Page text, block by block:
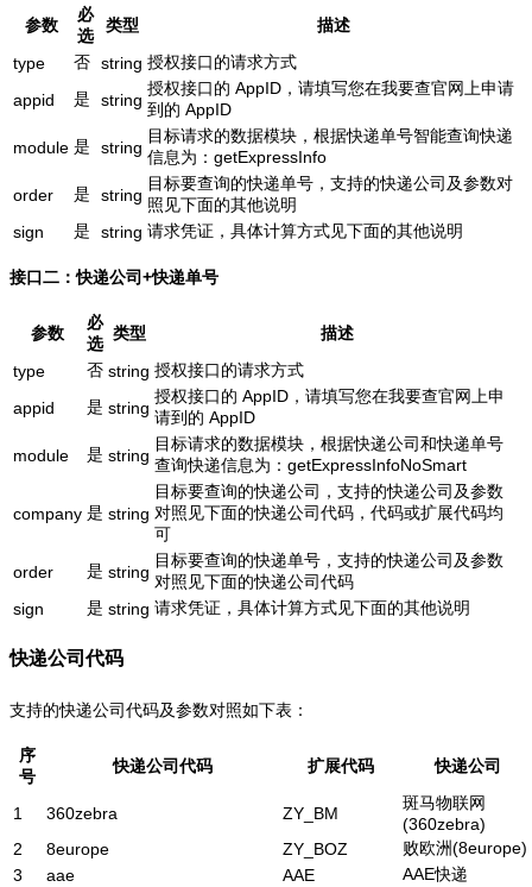
参数
必
选
类型
描述
type
否 string 授权接口的请求方式
appid
是 string
授权接口的 AppID，请填写您在我要查官网上申请
到的 AppID
module 是 string
目标请求的数据模块，根据快递单号智能查询快递
信息为：getExpressInfo
order
是 string
目标要查询的快递单号，支持的快递公司及参数对
照见下面的其他说明
sign
是 string 请求凭证，具体计算方式见下面的其他说明
接口二：快递公司+快递单号
参数
必
选
类型
描述
type
否 string 授权接口的请求方式
appid
是 string
授权接口的 AppID，请填写您在我要查官网上申
请到的 AppID
module
是 string
目标请求的数据模块，根据快递公司和快递单号
查询快递信息为：getExpressInfoNoSmart
company 是 string
目标要查询的快递公司，支持的快递公司及参数
对照见下面的快递公司代码，代码或扩展代码均
可
order
是 string
目标要查询的快递单号，支持的快递公司及参数
对照见下面的快递公司代码
sign
是 string 请求凭证，具体计算方式见下面的其他说明
快递公司代码
支持的快递公司代码及参数对照如下表：
序
号
快递公司代码 扩展代码 快递公司
1 360zebra ZY_BM
斑马物联网
(360zebra)
2
8europe ZY_BOZ
败欧洲(8europe)
3
aae AAE
AAE快递